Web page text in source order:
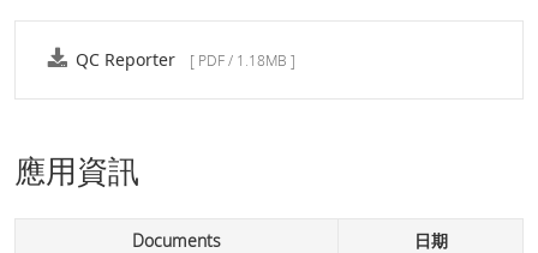
QC Reporter [ PDF / 1.18MB ]
應用資訊
Documents 日期